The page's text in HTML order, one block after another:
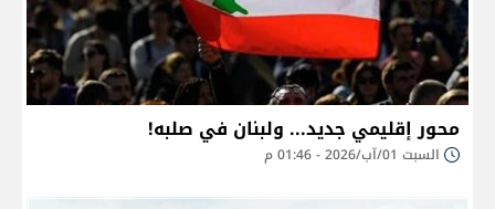
محور إقليمي جديد... ولبنان في صلبه!
السبت 01/آب/2026 - 01:46 م